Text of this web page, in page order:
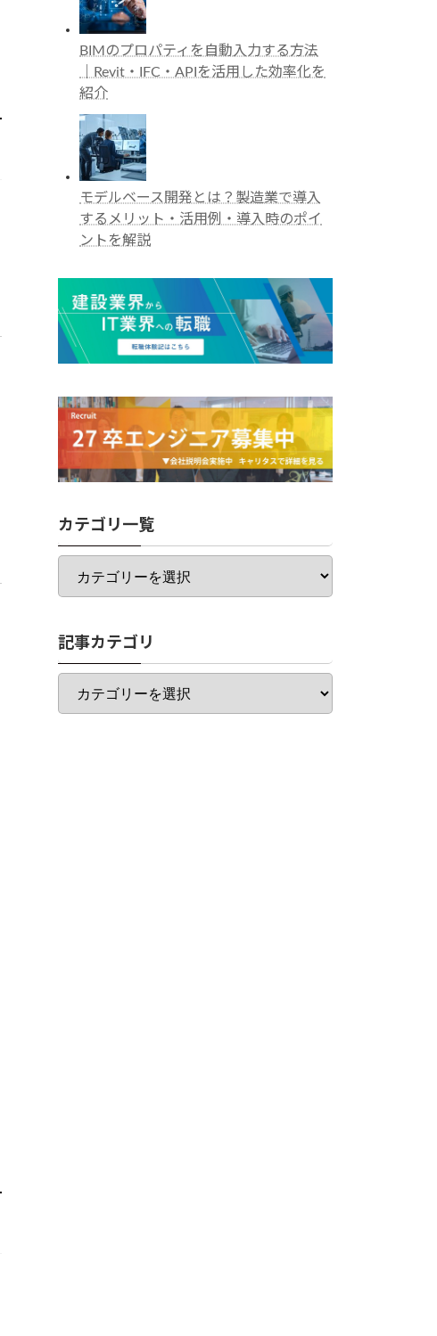
BIMのプロパティを自動入力する方法
｜Revit・IFC・APIを活用した効率化を
紹介
モデルベース開発とは？製造業で導入
するメリット・活用例・導入時のポイ
ントを解説
カテゴリ一覧
カ
ゴ
一
覧
記事カテゴリ
記
カ